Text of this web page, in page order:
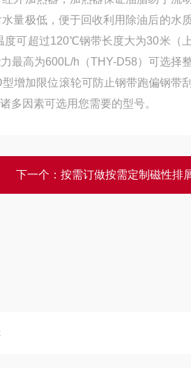
量极低，便于回收利用除油后的水
度可超过120℃钢带长度大为30米（
最高为600L/h（THY-D58）可选择
增加限位滚轮可防止钢带跑偏钢带
多因素可选用您需要的型号。
下一个： 按需订做按需定制磁性排